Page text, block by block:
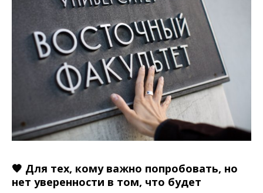
🧡 Для тех, кому важно попробовать, но
нет уверенности в том, что будет